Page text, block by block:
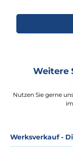
Weitere
Nutzen Sie gerne
Werksverkauf -